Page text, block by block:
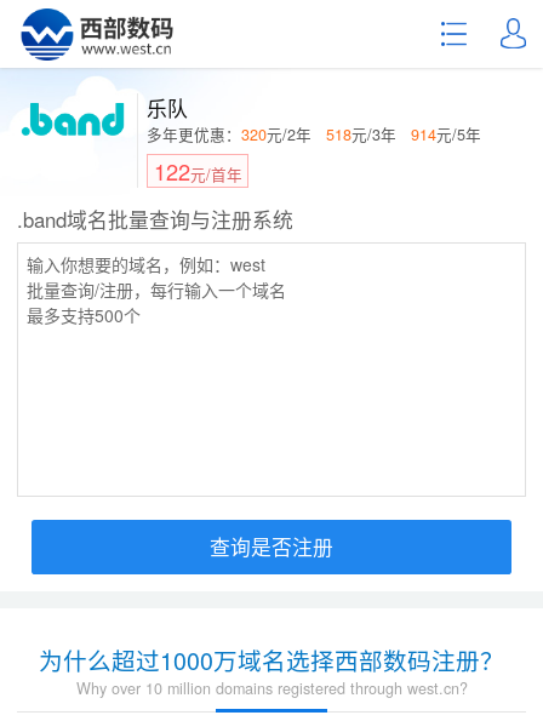
乐队
多年更优惠：320元/2年518元/3年914元/5年
122元/首年
.band域名批量查询与注册系统
查询是否注册
为什么超过1000万域名选择西部数码注册？
Why over 10 million domains registered through west.cn?